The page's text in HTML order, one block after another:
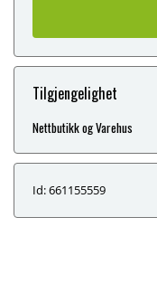
Tilgjengelighet
Nettbutikk og Varehus
Id: 661155559